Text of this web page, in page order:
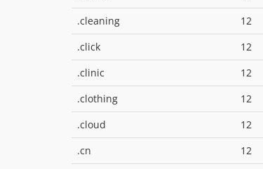
.cleaning 12
.click 12
.clinic 12
.clothing 12
.cloud 12
.cn 12